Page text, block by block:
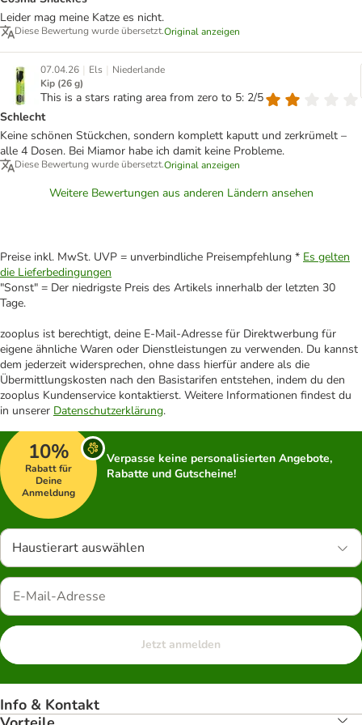
Leider mag meine Katze es nicht.
Diese Bewertung wurde übersetzt.Original anzeigen
07.04.26 | Els | Niederlande
Kip (26 g)
This is a stars rating area from zero to 5: 2/5
Schlecht
Keine schönen Stückchen, sondern komplett kaputt und zerkrümelt –
alle 4 Dosen. Bei Miamor habe ich damit keine Probleme.
Diese Bewertung wurde übersetzt.Original anzeigen
Weitere Bewertungen aus anderen Ländern ansehen
Preise inkl. MwSt. UVP = unverbindliche Preisempfehlung * Es gelten
die Lieferbedingungen
"Sonst" = Der niedrigste Preis des Artikels innerhalb der letzten 30
Tage.
zooplus ist berechtigt, deine E-Mail-Adresse für Direktwerbung für
eigene ähnliche Waren oder Dienstleistungen zu verwenden. Du kannst
dem jederzeit widersprechen, ohne dass hierfür andere als die
Übermittlungskosten nach den Basistarifen entstehen, indem du den
zooplus Kundenservice kontaktierst. Weitere Informationen findest du
in unserer Datenschutzerklärung.
10%
Rabatt für
Deine
Anmeldung
Verpasse keine personalisierten Angebote,
Rabatte und Gutscheine!
Haustierart auswählen
Jetzt anmelden
Info & Kontakt